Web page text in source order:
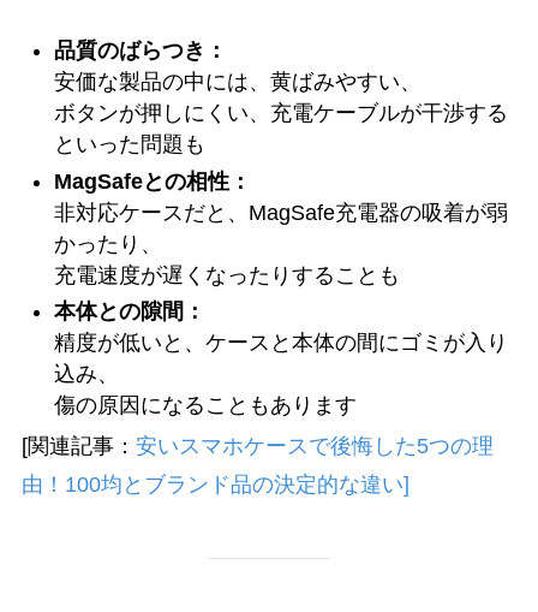
品質のばらつき：
安価な製品の中には、黄ばみやすい、
ボタンが押しにくい、充電ケーブルが干渉する
といった問題も
MagSafeとの相性：
非対応ケースだと、MagSafe充電器の吸着が弱
かったり、
充電速度が遅くなったりすることも
本体との隙間：
精度が低いと、ケースと本体の間にゴミが入り
込み、
傷の原因になることもあります
[関連記事： 安いスマホケースで後悔した5つの理
由！100均とブランド品の決定的な違い]